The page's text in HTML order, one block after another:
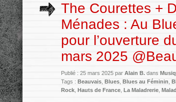
The Courettes +
Ménades : Au
pour l’ouverture
mars 2025
Publié : 25 mars 2025 par Alain B. dans
Tags : Beauvais Blues Blues au Féminin
Rock Hauts de France La Maladrerie